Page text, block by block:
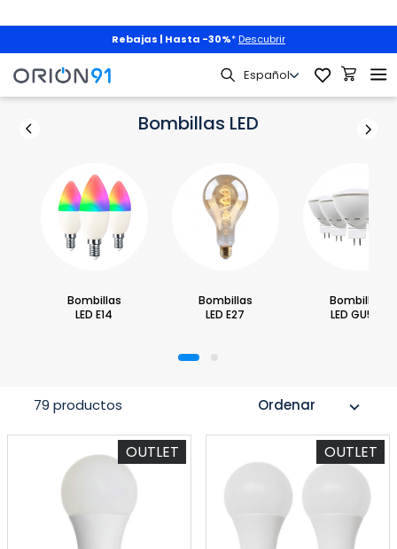
Mascotas|3x2 + envío gratisconPET3X2
Hogar Iluminación Bombillas y Accesorios Bombillas LED
Bombillas LED
Bombillas
LED E14
Bombillas
LED E27
Bombillas
LED GU5.3
1
Ordenar expand_more
79 productos
OUTLET OUTLET